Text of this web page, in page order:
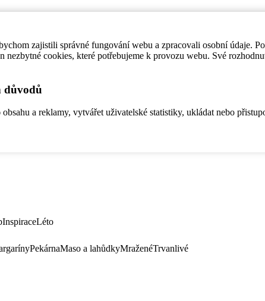
zajistili správné fungování webu a zpracovali osobní údaje.
nezbytné cookies, které potřebujeme k provozu webu. Své
důvodů
a reklamy, vytvářet uživatelské statistiky, ukládat nebo
InspiraceLéto
PekárnaMaso a lahůdkyMraženéTrvanlivé